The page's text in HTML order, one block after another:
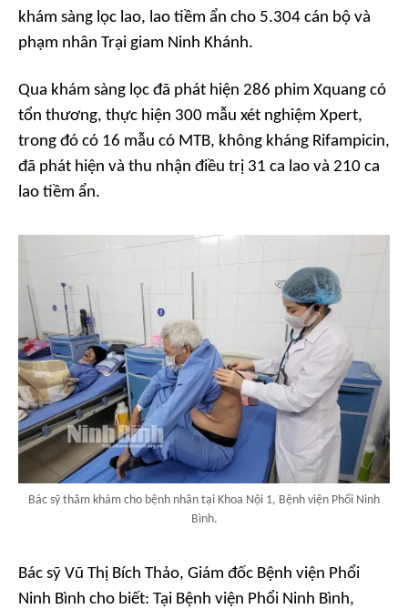
khám sàng lọc lao, lao tiềm ẩn cho 5.304 cán bộ và
phạm nhân Trại giam Ninh Khánh.
Qua khám sàng lọc đã phát hiện 286 phim Xquang có
tổn thương, thực hiện 300 mẫu xét nghiệm Xpert,
trong đó có 16 mẫu có MTB, không kháng Rifampicin,
đã phát hiện và thu nhận điều trị 31 ca lao và 210 ca
lao tiềm ẩn.
Bác sỹ thăm khám cho bệnh nhân tại Khoa Nội 1, Bệnh viện Phổi Ninh
Bình.
Bác sỹ Vũ Thị Bích Thảo, Giám đốc Bệnh viện Phổi
Ninh Bình cho biết: Tại Bệnh viện Phổi Ninh Bình,